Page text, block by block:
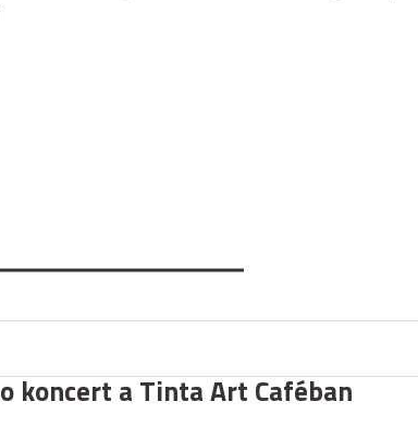
koncert a Tinta Art Caféban